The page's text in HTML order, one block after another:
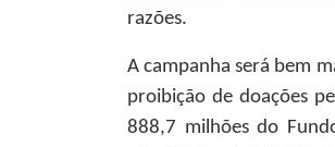
razões.
A campanha será bem
proibição de doações
888,7 milhões do